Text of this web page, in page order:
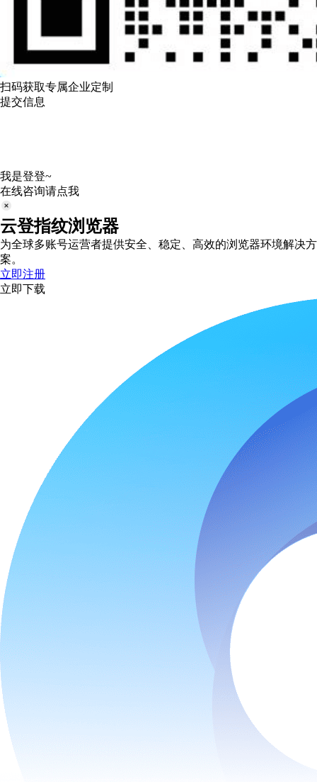
扫码获取专属企业定制
提交信息
我是登登~
在线咨询请点我
云登指纹浏览器
为全球多账号运营者提供安全、稳定、高效的浏览器环境解决方
案。
立即注册
立即下载